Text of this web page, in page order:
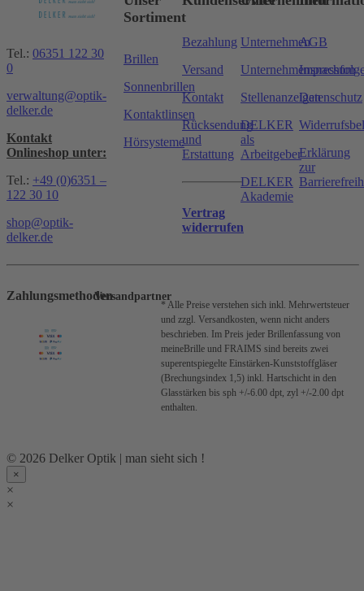
Tel.: 06351 122 30
0
verwaltung@optik-
delker.de
Kontakt
Onlineshop unter:
Tel.: +49 (0)6351 –
122 30 10
shop@optik-
delker.de
Sortiment
Brillen
Sonnenbrillen
Kontaktlinsen
Hörsysteme
Bezahlung
Versand
Kontakt
Rücksendung
und
Erstattung
Vertrag
widerrufen
Unternehmen
Stellenanzeigen
DELKER
als
Arbeitgeber
DELKER
Akademie
AGB
Impressum
Datenschutz
Erklärung
zur
ZahlungsmethodenVersandpartner
* Alle Preise verstehen sich inkl. Mehrwertsteuer
und zzgl. Versandkosten, wenn nicht anders
beschrieben. Im Preis jeder Brillenfassung von
meineBrille und FRAIMS sind bereits zwei
superentspiegelte Einstärken-Kunststoffgläser
(Brechungsindex 1,5) inkl. Hartschicht in den
Glasstärken bis sph +/-6.00 dpt, zyl +/-2.00 dpt
enthalten.
© 2026 Delker Optik | man sieht sich !
×
×
×